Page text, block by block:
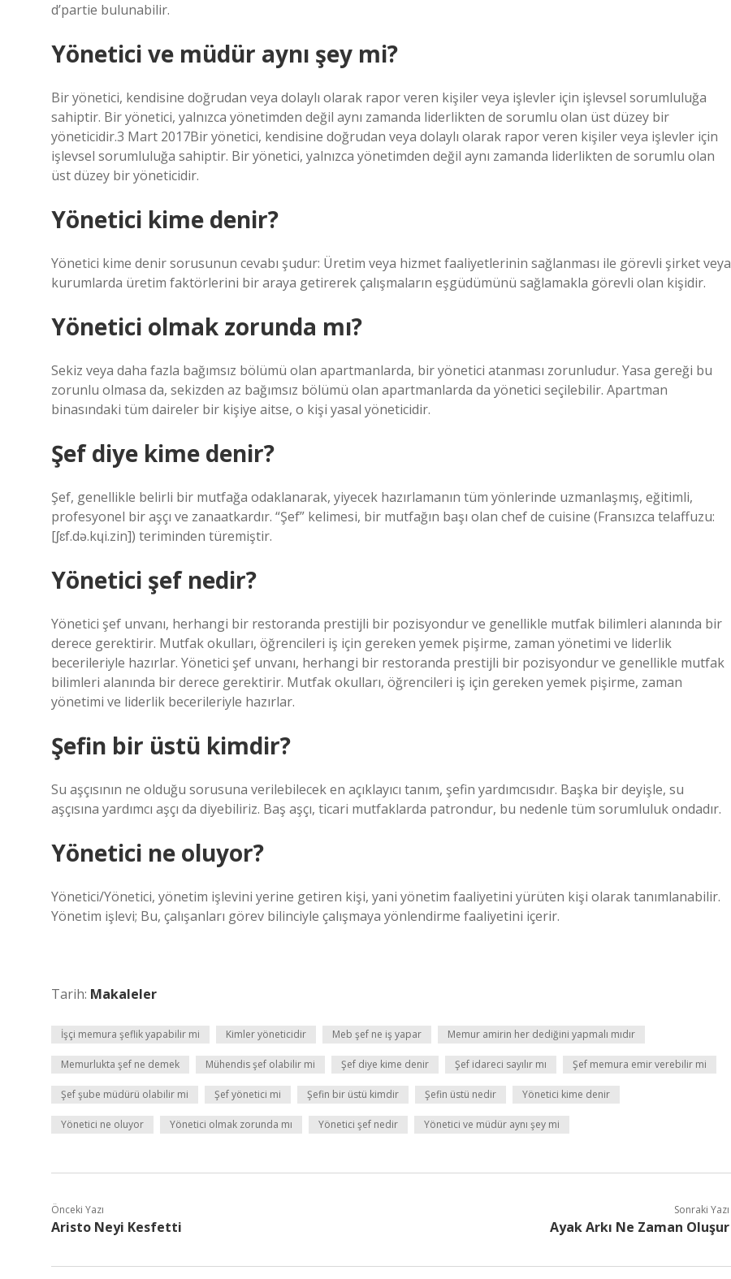
d’partie bulunabilir.
Yönetici ve müdür aynı şey mi?
Bir yönetici, kendisine doğrudan veya dolaylı olarak rapor veren kişiler veya işlevler için işlevsel sorumluluğa
sahiptir. Bir yönetici, yalnızca yönetimden değil aynı zamanda liderlikten de sorumlu olan üst düzey bir
yöneticidir.3 Mart 2017Bir yönetici, kendisine doğrudan veya dolaylı olarak rapor veren kişiler veya işlevler için
işlevsel sorumluluğa sahiptir. Bir yönetici, yalnızca yönetimden değil aynı zamanda liderlikten de sorumlu olan
üst düzey bir yöneticidir.
Yönetici kime denir?
Yönetici kime denir sorusunun cevabı şudur: Üretim veya hizmet faaliyetlerinin sağlanması ile görevli şirket veya
kurumlarda üretim faktörlerini bir araya getirerek çalışmaların eşgüdümünü sağlamakla görevli olan kişidir.
Yönetici olmak zorunda mı?
Sekiz veya daha fazla bağımsız bölümü olan apartmanlarda, bir yönetici atanması zorunludur. Yasa gereği bu
zorunlu olmasa da, sekizden az bağımsız bölümü olan apartmanlarda da yönetici seçilebilir. Apartman
binasındaki tüm daireler bir kişiye aitse, o kişi yasal yöneticidir.
Şef diye kime denir?
Şef, genellikle belirli bir mutfağa odaklanarak, yiyecek hazırlamanın tüm yönlerinde uzmanlaşmış, eğitimli,
profesyonel bir aşçı ve zanaatkardır. “Şef” kelimesi, bir mutfağın başı olan chef de cuisine (Fransızca telaffuzu:
[ʃɛf.də.kɥi.zin]) teriminden türemiştir.
Yönetici şef nedir?
Yönetici şef unvanı, herhangi bir restoranda prestijli bir pozisyondur ve genellikle mutfak bilimleri alanında bir
derece gerektirir. Mutfak okulları, öğrencileri iş için gereken yemek pişirme, zaman yönetimi ve liderlik
becerileriyle hazırlar. Yönetici şef unvanı, herhangi bir restoranda prestijli bir pozisyondur ve genellikle mutfak
bilimleri alanında bir derece gerektirir. Mutfak okulları, öğrencileri iş için gereken yemek pişirme, zaman
yönetimi ve liderlik becerileriyle hazırlar.
Şefin bir üstü kimdir?
Su aşçısının ne olduğu sorusuna verilebilecek en açıklayıcı tanım, şefin yardımcısıdır. Başka bir deyişle, su
aşçısına yardımcı aşçı da diyebiliriz. Baş aşçı, ticari mutfaklarda patrondur, bu nedenle tüm sorumluluk ondadır.
Yönetici ne oluyor?
Yönetici/Yönetici, yönetim işlevini yerine getiren kişi, yani yönetim faaliyetini yürüten kişi olarak tanımlanabilir.
Yönetim işlevi; Bu, çalışanları görev bilinciyle çalışmaya yönlendirme faaliyetini içerir.
Tarih: Makaleler
İşçi memura şeflik yapabilir mi Kimler yöneticidir Meb şef ne iş yapar Memur amirin her dediğini yapmalı mıdır
Memurlukta şef ne demek Mühendis şef olabilir mi Şef diye kime denir Şef idareci sayılır mı Şef memura emir verebilir mi
Şef şube müdürü olabilir mi Şef yönetici mi Şefin bir üstü kimdir Şefin üstü nedir Yönetici kime denir
Yönetici ne oluyor Yönetici olmak zorunda mı Yönetici şef nedir Yönetici ve müdür aynı şey mi
Önceki Yazı
Aristo Neyi Kesfetti
Sonraki Yazı
Ayak Arkı Ne Zaman Oluşur